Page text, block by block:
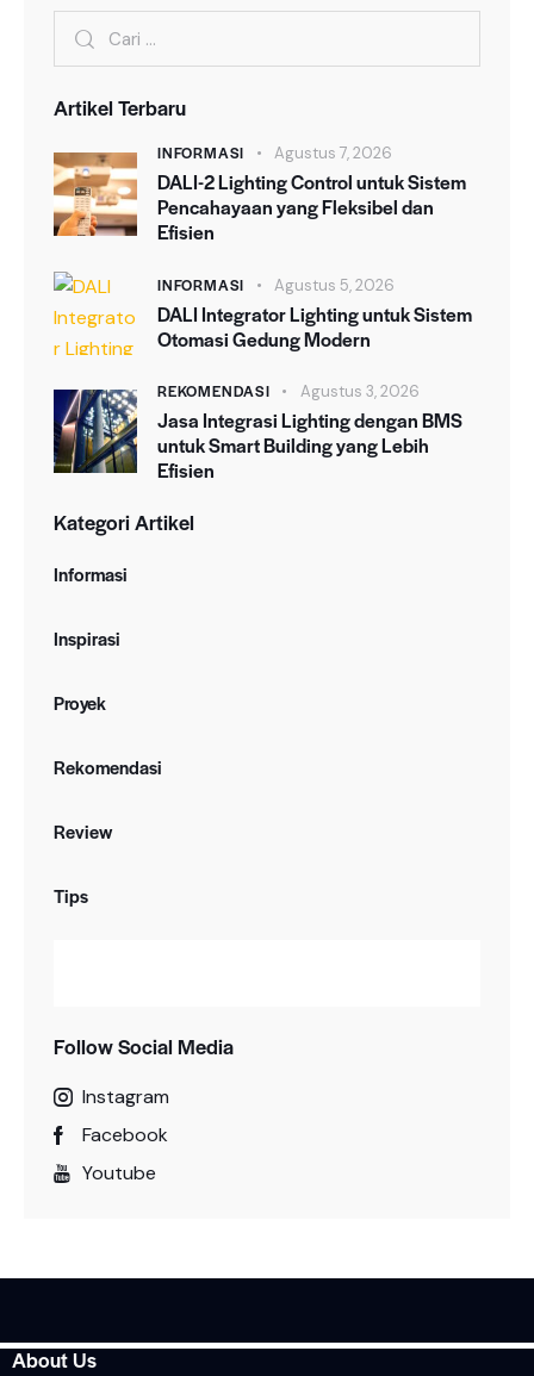
Cari
untuk:
Artikel Terbaru
INFORMASI Agustus 7, 2026
DALI-2 Lighting Control untuk Sistem
Pencahayaan yang Fleksibel dan
Efisien
INFORMASI Agustus 5, 2026
DALI Integrator Lighting untuk Sistem
Otomasi Gedung Modern
REKOMENDASI Agustus 3, 2026
Jasa Integrasi Lighting dengan BMS
untuk Smart Building yang Lebih
Efisien
Kategori Artikel
Informasi
Inspirasi
Proyek
Rekomendasi
Review
Tips
Follow Social Media
Instagram
Facebook
Youtube
About Us